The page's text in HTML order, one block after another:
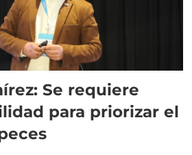
Se requiere
para priorizar el